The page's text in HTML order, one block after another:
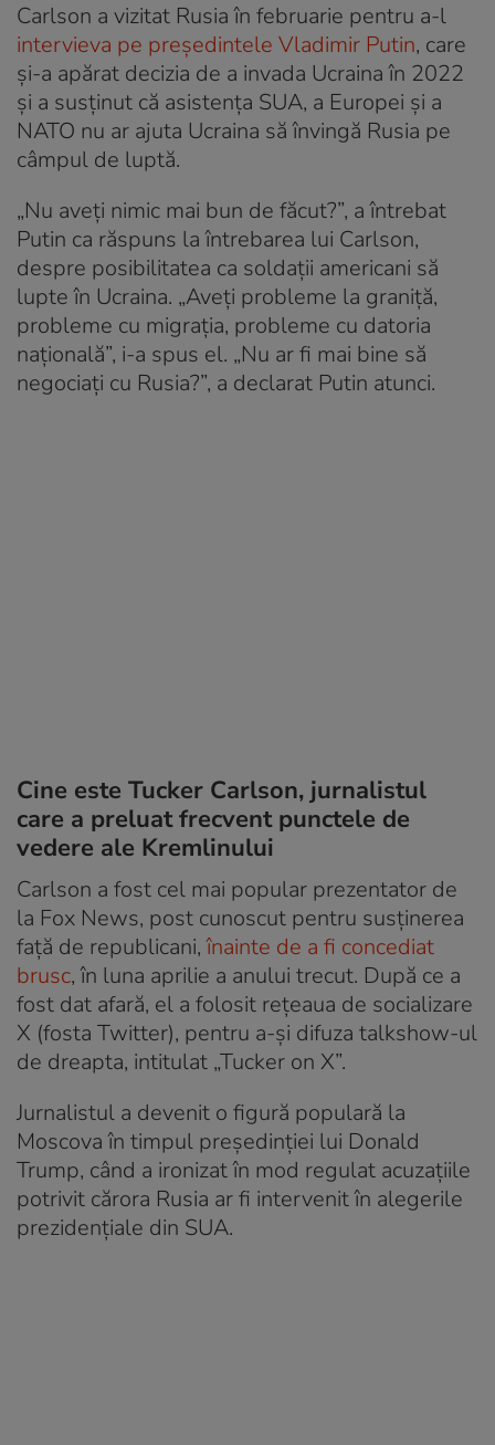
Carlson a vizitat Rusia în februarie pentru a-l
intervieva pe președintele Vladimir Putin, care
și-a apărat decizia de a invada Ucraina în 2022
și a susținut că asistența SUA, a Europei și a
NATO nu ar ajuta Ucraina să învingă Rusia pe
câmpul de luptă.
„Nu aveți nimic mai bun de făcut?”, a întrebat
Putin ca răspuns la întrebarea lui Carlson,
despre posibilitatea ca soldații americani să
lupte în Ucraina. „Aveți probleme la graniță,
probleme cu migrația, probleme cu datoria
națională”, i-a spus el. „Nu ar fi mai bine să
negociați cu Rusia?”, a declarat Putin atunci.
Cine este Tucker Carlson, jurnalistul
care a preluat frecvent punctele de
vedere ale Kremlinului
Carlson a fost cel mai popular prezentator de
la Fox News, post cunoscut pentru susținerea
față de republicani,înainte de a fi concediat
brusc, în luna aprilie a anului trecut. După ce a
fost dat afară, el a folosit rețeaua de socializare
X (fosta Twitter), pentru a-și difuza talkshow-ul
de dreapta, intitulat „Tucker on X”.
Jurnalistul a devenit o figură populară la
Moscova în timpul președinției lui Donald
Trump, când a ironizat în mod regulat acuzațiile
potrivit cărora Rusia ar fi intervenit în alegerile
prezidențiale din SUA.